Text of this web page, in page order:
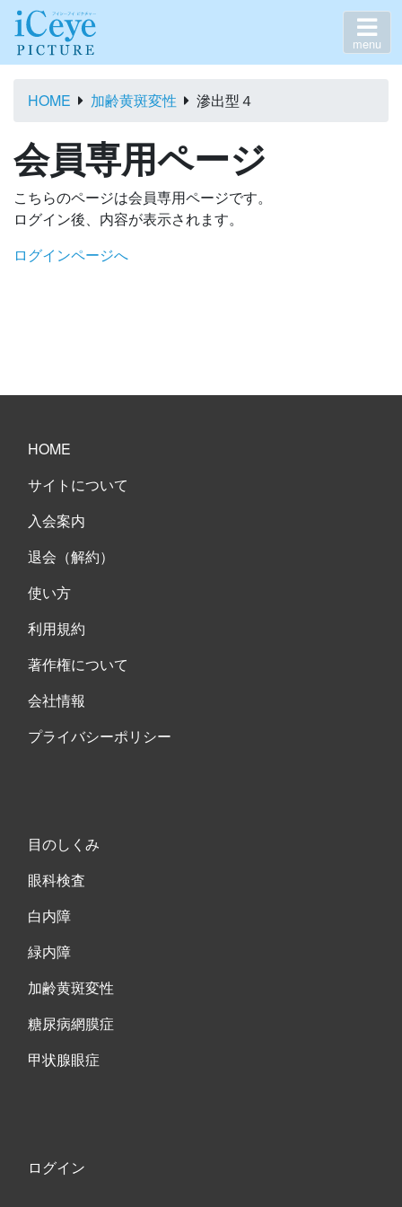
menu
HOME 加齢黄斑変性 滲出型４
会員専用ページ
こちらのページは会員専用ページです。
ログイン後、内容が表示されます。
ログインページへ
HOME
サイトについて
入会案内
退会（解約）
使い方
利用規約
著作権について
会社情報
プライバシーポリシー
目のしくみ
眼科検査
白内障
緑内障
加齢黄斑変性
糖尿病網膜症
甲状腺眼症
ログイン